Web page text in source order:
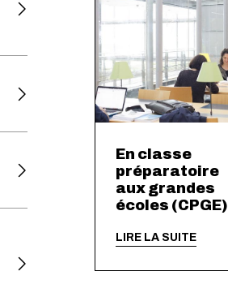
En classe
préparatoire
aux grandes
écoles (CPGE)
LIRE LA SUITE